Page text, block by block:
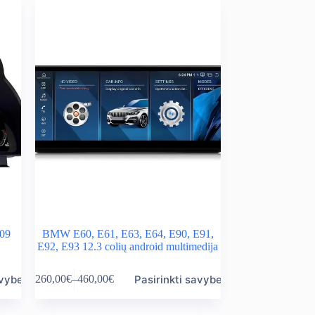
BMW E60, E61, E63, E64, E90, E91,
E92, E93 12.3 colių android multimedija
260,00€–460,00€
Price
Pasirinkti savybes
product